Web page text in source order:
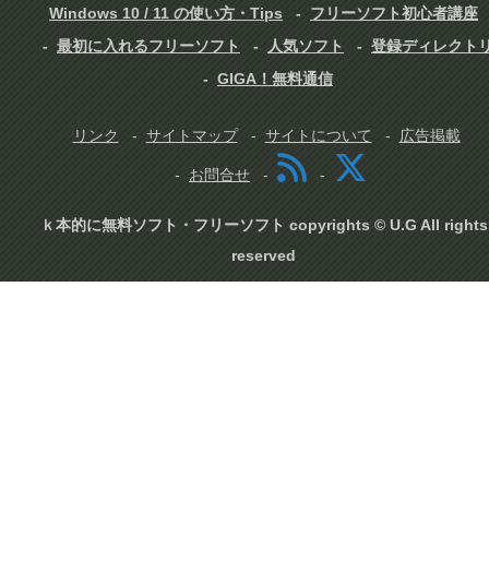
Windows 10 / 11 の使い方・Tips
フリーソフト初心者講座
最初に入れるフリーソフト
人気ソフト
登録ディレクト
GIGA！無料通信
リンク サイトマップ サイトについて 広告掲載
お問合せ
ｋ本的に無料ソフト・フリーソフト copyrights © U.G All rights
reserved